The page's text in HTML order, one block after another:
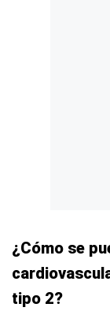
¿Cómo se
tipo 2?